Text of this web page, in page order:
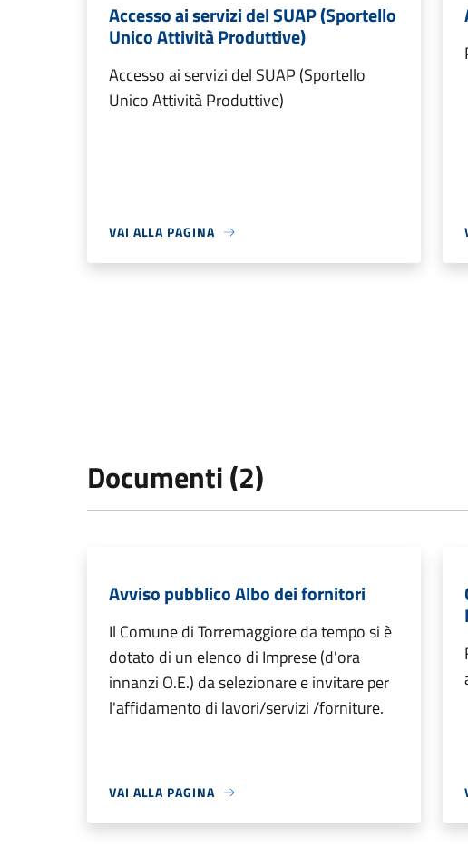
Accesso ai servizi del SUAP (Sportello
Unico Attività Produttive)
Accesso ai servizi del SUAP (Sportello
Unico Attività Produttive)
VAI ALLA PAGINA
Documenti (2)
Avviso pubblico Albo dei fornitori
Il Comune di Torremaggiore da tempo si è
dotato di un elenco di Imprese (d'ora
innanzi O.E.) da selezionare e invitare per
l'affidamento di lavori/servizi /forniture.
VAI ALLA PAGINA